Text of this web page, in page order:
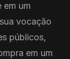
em um
vocação
públicos,
em um